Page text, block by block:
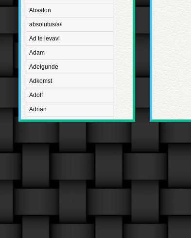
Absalon
absolutus/a/i
Ad te levavi
Adam
Adelgunde
Adkomst
Adolf
Adrian
Advent
Aetatis suae
Agapetus